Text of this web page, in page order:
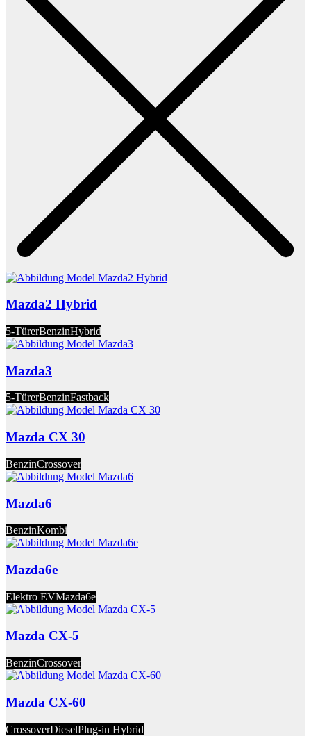
Mazda2 Hybrid
5-TürerBenzinHybrid
Mazda3
5-TürerBenzinFastback
Mazda CX 30
BenzinCrossover
Mazda6
BenzinKombi
Mazda6e
Elektro EVMazda6e
Mazda CX-5
BenzinCrossover
Mazda CX-60
CrossoverDieselPlug-in Hybrid